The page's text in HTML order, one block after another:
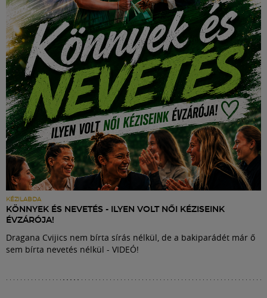
KÉZILABDA
KÖNNYEK ÉS NEVETÉS - ILYEN VOLT NŐI KÉZISEINK
ÉVZÁRÓJA!
Dragana Cvijics nem bírta sírás nélkül, de a bakiparádét már ő
sem bírta nevetés nélkül - VIDEÓ!